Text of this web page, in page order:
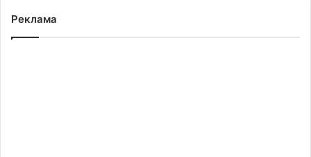
Реклама